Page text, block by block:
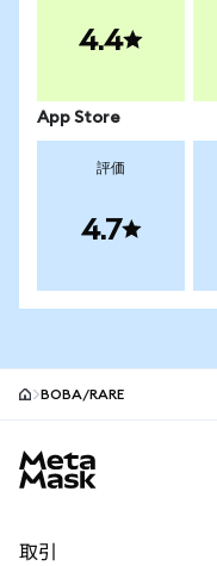
4.4
App Store
評価
4.7
BOBA/RARE
取引